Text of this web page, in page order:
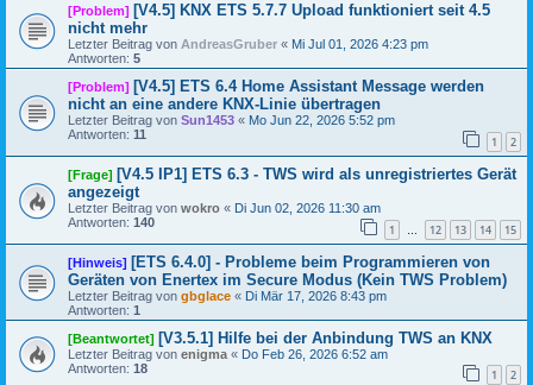
[Problem] [V4.5] KNX ETS 5.7.7 Upload funktioniert seit 4.5
nicht mehr
Letzter Beitrag von AndreasGruber « Mi Jul 01, 2026 4:23 pm
Antworten: 5
[Problem] [V4.5] ETS 6.4 Home Assistant Message werden
nicht an eine andere KNX-Linie übertragen
Letzter Beitrag von Sun1453 « Mo Jun 22, 2026 5:52 pm
Antworten: 11 1 2
[Frage] [V4.5 IP1] ETS 6.3 - TWS wird als unregistriertes Gerät
angezeigt
Letzter Beitrag von wokro « Di Jun 02, 2026 11:30 am
Antworten: 140 1 … 12 13 14 15
[Hinweis] [ETS 6.4.0] - Probleme beim Programmieren von
Geräten von Enertex im Secure Modus (Kein TWS Problem)
Letzter Beitrag von gbglace « Di Mär 17, 2026 8:43 pm
Antworten: 1
[Beantwortet] [V3.5.1] Hilfe bei der Anbindung TWS an KNX
Letzter Beitrag von enigma « Do Feb 26, 2026 6:52 am
Antworten: 18 1 2